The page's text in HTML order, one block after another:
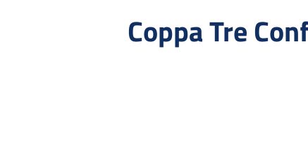
Coppa Tre